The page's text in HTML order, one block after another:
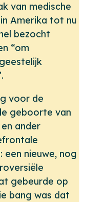
van medische
Amerika tot nu
bezocht
“om
voor de
geboorte van
ander
nieuwe, nog
gebeurde op
bang was dat